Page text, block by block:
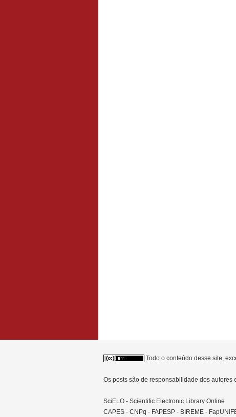
Todo o conteúdo desse site,
Os posts são de responsabilidade dos
SciELO - Scientific Electronic Library Online
CAPES - CNPq - FAPESP - BIREME -